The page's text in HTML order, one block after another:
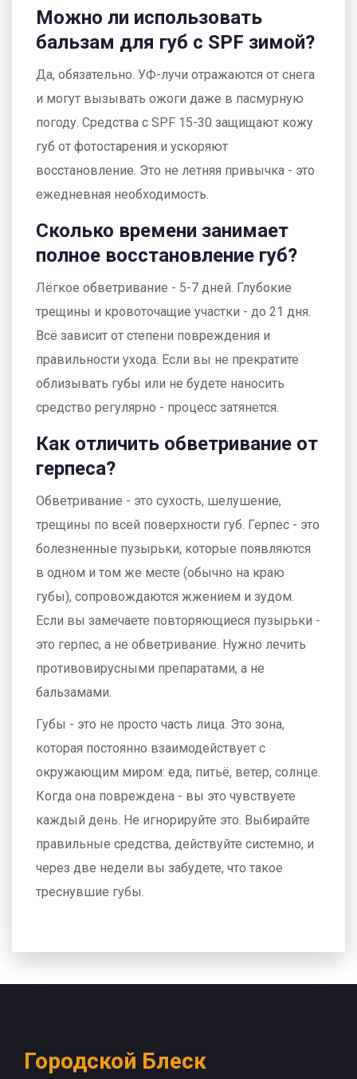
Можно ли использовать
бальзам для губ с SPF зимой?
Да, обязательно. УФ-лучи отражаются от снега
и могут вызывать ожоги даже в пасмурную
погоду. Средства с SPF 15-30 защищают кожу
губ от фотостарения и ускоряют
восстановление. Это не летняя привычка - это
ежедневная необходимость.
Сколько времени занимает
полное восстановление губ?
Лёгкое обветривание - 5-7 дней. Глубокие
трещины и кровоточащие участки - до 21 дня.
Всё зависит от степени повреждения и
правильности ухода. Если вы не прекратите
облизывать губы или не будете наносить
средство регулярно - процесс затянется.
Как отличить обветривание от
герпеса?
Обветривание - это сухость, шелушение,
трещины по всей поверхности губ. Герпес - это
болезненные пузырьки, которые появляются
в одном и том же месте (обычно на краю
губы), сопровождаются жжением и зудом.
Если вы замечаете повторяющиеся пузырьки -
это герпес, а не обветривание. Нужно лечить
противовирусными препаратами, а не
бальзамами.
Губы - это не просто часть лица. Это зона,
которая постоянно взаимодействует с
окружающим миром: еда, питьё, ветер, солнце.
Когда она повреждена - вы это чувствуете
каждый день. Не игнорируйте это. Выбирайте
правильные средства, действуйте системно, и
через две недели вы забудете, что такое
треснувшие губы.
Городской Блеск